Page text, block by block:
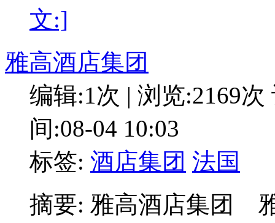
文:]
雅高酒店集团
编辑:1次 | 浏览:2169次
间:08-04 10:03
标签: 酒店集团 法国
摘要: 雅高酒店集团